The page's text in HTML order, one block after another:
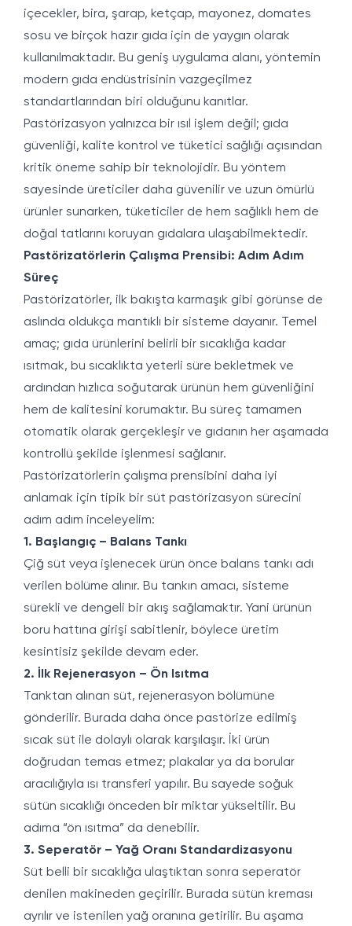
içecekler, bira, şarap, ketçap, mayonez, domates
sosu ve birçok hazır gıda için de yaygın olarak
kullanılmaktadır. Bu geniş uygulama alanı, yöntemin
modern gıda endüstrisinin vazgeçilmez
standartlarından biri olduğunu kanıtlar.
Pastörizasyon yalnızca bir ısıl işlem değil; gıda
güvenliği, kalite kontrol ve tüketici sağlığı açısından
kritik öneme sahip bir teknolojidir. Bu yöntem
sayesinde üreticiler daha güvenilir ve uzun ömürlü
ürünler sunarken, tüketiciler de hem sağlıklı hem de
doğal tatlarını koruyan gıdalara ulaşabilmektedir.
Pastörizatörlerin Çalışma Prensibi: Adım Adım
Süreç
Pastörizatörler, ilk bakışta karmaşık gibi görünse de
aslında oldukça mantıklı bir sisteme dayanır. Temel
amaç; gıda ürünlerini belirli bir sıcaklığa kadar
ısıtmak, bu sıcaklıkta yeterli süre bekletmek ve
ardından hızlıca soğutarak ürünün hem güvenliğini
hem de kalitesini korumaktır. Bu süreç tamamen
otomatik olarak gerçekleşir ve gıdanın her aşamada
kontrollü şekilde işlenmesi sağlanır.
Pastörizatörlerin çalışma prensibini daha iyi
anlamak için tipik bir süt pastörizasyon sürecini
adım adım inceleyelim:
1. Başlangıç – Balans Tankı
Çiğ süt veya işlenecek ürün önce balans tankı adı
verilen bölüme alınır. Bu tankın amacı, sisteme
sürekli ve dengeli bir akış sağlamaktır. Yani ürünün
boru hattına girişi sabitlenir, böylece üretim
kesintisiz şekilde devam eder.
2. İlk Rejenerasyon – Ön Isıtma
Tanktan alınan süt, rejenerasyon bölümüne
gönderilir. Burada daha önce pastörize edilmiş
sıcak süt ile dolaylı olarak karşılaşır. İki ürün
doğrudan temas etmez; plakalar ya da borular
aracılığıyla ısı transferi yapılır. Bu sayede soğuk
sütün sıcaklığı önceden bir miktar yükseltilir. Bu
adıma “ön ısıtma” da denebilir.
3. Seperatör – Yağ Oranı Standardizasyonu
Süt belli bir sıcaklığa ulaştıktan sonra seperatör
denilen makineden geçirilir. Burada sütün kreması
ayrılır ve istenilen yağ oranına getirilir. Bu aşama